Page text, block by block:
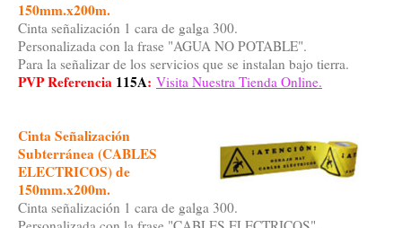
150mm.x200m.
Cinta señalización 1 cara de galga 300.
Personalizada con la frase "AGUA NO POTABLE".
Para la señalizar de los servicios que se instalan bajo tierra.
PVP Referencia 115A: Visita Nuestra Tienda Online.
Cinta Señalización
Subterránea (CABLES
ELECTRICOS) de
150mm.x200m.
Cinta señalización 1 cara de galga 300.